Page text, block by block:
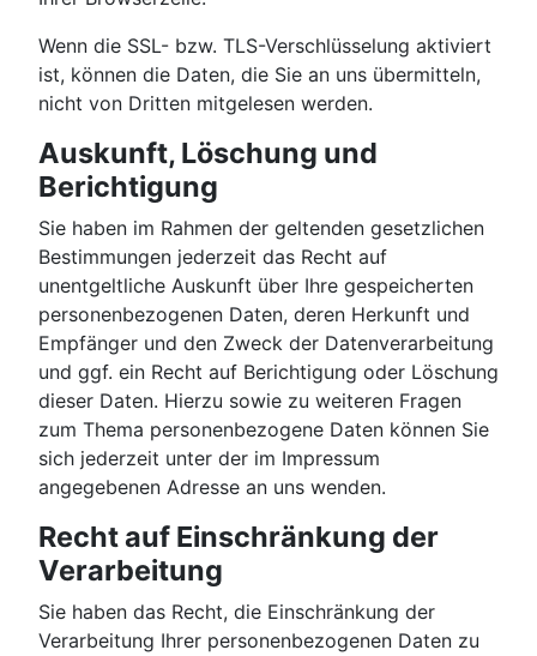
Wenn die SSL- bzw. TLS-Verschlüsselung aktiviert
ist, können die Daten, die Sie an uns übermitteln,
nicht von Dritten mitgelesen werden.
Auskunft, Löschung und
Berichtigung
Sie haben im Rahmen der geltenden gesetzlichen
Bestimmungen jederzeit das Recht auf
unentgeltliche Auskunft über Ihre gespeicherten
personenbezogenen Daten, deren Herkunft und
Empfänger und den Zweck der Datenverarbeitung
und ggf. ein Recht auf Berichtigung oder Löschung
dieser Daten. Hierzu sowie zu weiteren Fragen
zum Thema personenbezogene Daten können Sie
sich jederzeit unter der im Impressum
angegebenen Adresse an uns wenden.
Recht auf Einschränkung der
Verarbeitung
Sie haben das Recht, die Einschränkung der
Verarbeitung Ihrer personenbezogenen Daten zu